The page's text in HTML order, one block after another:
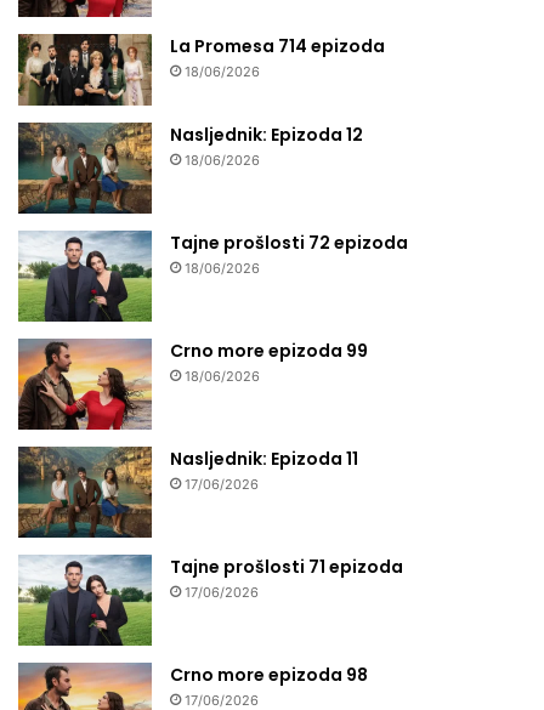
La Promesa 714 epizoda
18/06/2026
Nasljednik: Epizoda 12
18/06/2026
Tajne prošlosti 72 epizoda
18/06/2026
Crno more epizoda 99
18/06/2026
Nasljednik: Epizoda 11
17/06/2026
Tajne prošlosti 71 epizoda
17/06/2026
Crno more epizoda 98
17/06/2026